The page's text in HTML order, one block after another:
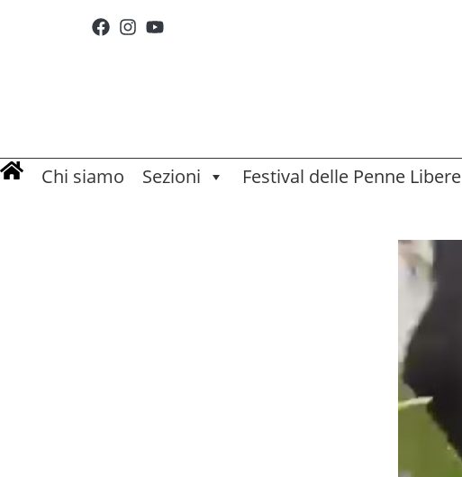
Chi siamo Sezioni Festival delle Penne Libere